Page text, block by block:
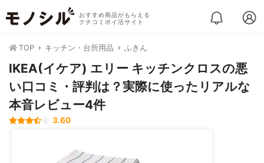
おすすめ商品がもらえる
クチコミポイ活サイト
TOP キッチン・台所用品 ふきん
IKEA(イケア) エリー キッチンクロスの悪
い口コミ・評判は？実際に使ったリアルな
本音レビュー4件
3.60